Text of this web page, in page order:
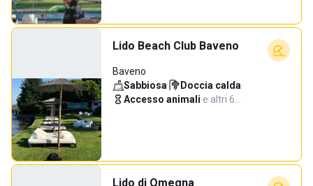
Lido Beach Club Baveno
Baveno
Sabbiosa· Doccia calda·
Accesso animali·e altri 6…
Lido di Omegna